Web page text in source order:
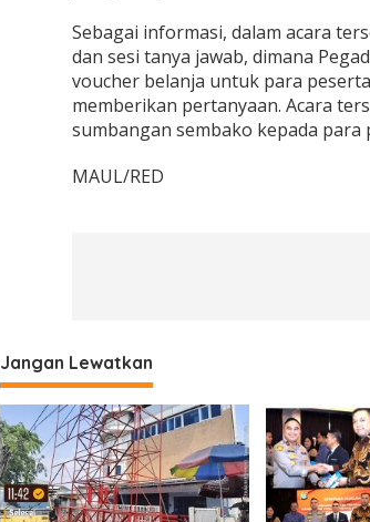
Sebagai informasi, dalam acara
dan sesi tanya jawab, dimana
voucher belanja untuk para
memberikan pertanyaan. Acara
sumbangan sembako kepada para
MAUL/RED
Jangan Lewatkan